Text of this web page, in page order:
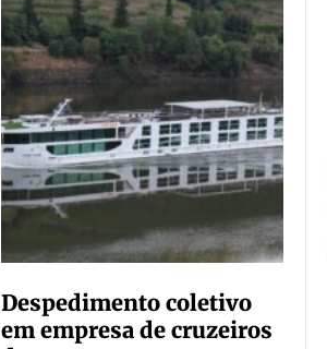
Despedimento coletivo
em empresa de cruzeiros